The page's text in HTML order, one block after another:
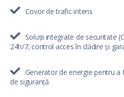
Covor de trafic intens
Soluții integrate de securitate
24h/7; control acces în clădire și
Generator de energie pentru a
de siguranță